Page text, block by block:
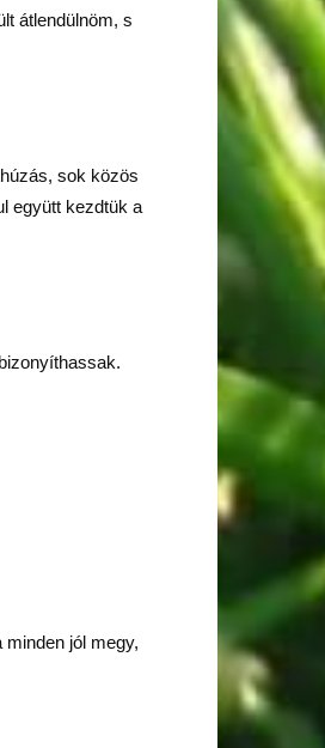
átlendülnöm, s
sok közös
együtt kezdtük a
jól megy,